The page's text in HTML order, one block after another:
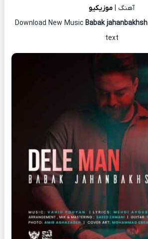
آهنگ | موزیکیو
Download New Music Babak jahanbakhsh
text